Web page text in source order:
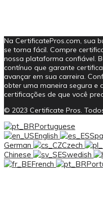
Na CertificatePros.com, sua
se torna fácil. Compre
nossa plataforma confiável.
contínuo que garante
avançar em sua carreira.
obter uma maneira segura e
certificações de que você
© 2023 Certificate Pros.
Portuguese
English
German
Czech
Chinese
Swedish
French